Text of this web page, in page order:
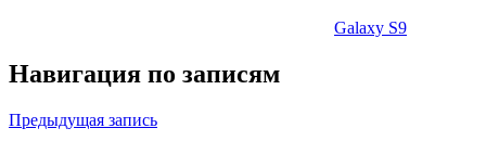
Galaxy S9
Навигация по записям
Предыдущая запись